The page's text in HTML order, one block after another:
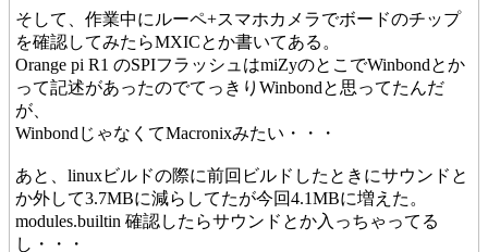
そして、作業中にルーペ+スマホカメラでボードのチップ
を確認してみたらMXICとか書いてある。
Orange pi R1 のSPIフラッシュはmiZyのとこでWinbondとか
って記述があったのでてっきりWinbondと思ってたんだ
が、
WinbondじゃなくてMacronixみたい・・・
あと、linuxビルドの際に前回ビルドしたときにサウンドと
か外して3.7MBに減らしてたが今回4.1MBに増えた。
modules.builtin 確認したらサウンドとか入っちゃってる
し・・・